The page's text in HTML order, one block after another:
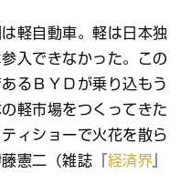
軽自動車。軽は日本独
入できなかった。この
るＢＹＤが乗り込もう
軽市場をつくってきた
ィショーで火花を散ら
憲二（雑誌『 経済界